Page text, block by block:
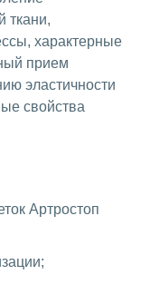
ткани,
характерные
прием
эластичности
свойства
Артростоп